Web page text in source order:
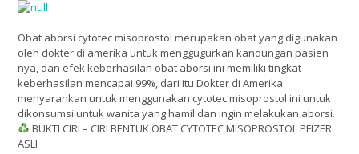
Obat aborsi cytotec misoprostol merupakan obat yang digunakan
oleh dokter di amerika untuk menggugurkan kandungan pasien
nya, dan efek keberhasilan obat aborsi ini memiliki tingkat
keberhasilan mencapai 99%, dari itu Dokter di Amerika
menyarankan untuk menggunakan cytotec misoprostol ini untuk
dikonsumsi untuk wanita yang hamil dan ingin melakukan aborsi.
BUKTI CIRI – CIRI BENTUK OBAT CYTOTEC MISOPROSTOL PFIZER
ASLI